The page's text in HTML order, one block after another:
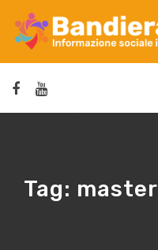
Tag: master